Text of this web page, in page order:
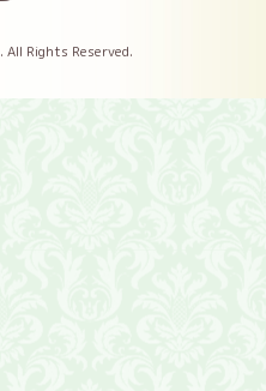
. All Rights Reserved.